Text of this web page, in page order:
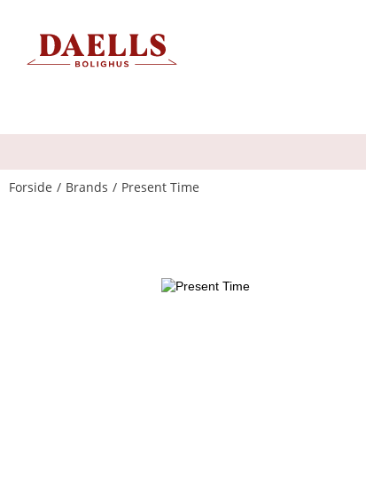
Forside Brands Present Time